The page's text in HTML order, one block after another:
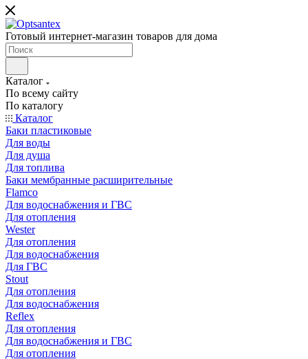
Готовый интернет-магазин товаров для дома
Каталог
По всему сайту
По каталогу
Каталог
Баки пластиковые
Для воды
Для душа
Для топлива
Баки мембранные расширительные
Flamco
Для водоснабжения и ГВС
Для отопления
Wester
Для отопления
Для водоснабжения
Для ГВС
Stout
Для отопления
Для водоснабжения
Reflex
Для отопления
Для водоснабжения и ГВС
Для отопления